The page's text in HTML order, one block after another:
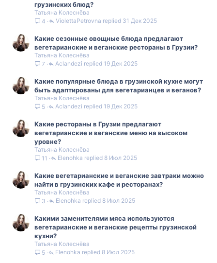
грузинских блюд?
Татьяна Колеснёва
4
31 Дек 2025
ViolettaPetrovna
Какие сезонные овощные блюда предлагают
вегетарианские и веганские рестораны в Грузии?
Татьяна Колеснёва
7
19 Дек 2025
Aclandezi
Какие популярные блюда в грузинской кухне могут
быть адаптированы для вегетарианцев и веганов?
Татьяна Колеснёва
5
19 Дек 2025
Aclandezi
Какие рестораны в Грузии предлагают
вегетарианские и веганские меню на высоком
уровне?
Татьяна Колеснёва
11
8 Июл 2025
Elenohka
Какие вегетарианские и веганские завтраки можно
найти в грузинских кафе и ресторанах?
Татьяна Колеснёва
3
8 Июл 2025
Elenohka
Какими заменителями мяса используются
вегетарианские и веганские рецепты грузинской
кухни?
Татьяна Колеснёва
5
8 Июл 2025
Elenohka